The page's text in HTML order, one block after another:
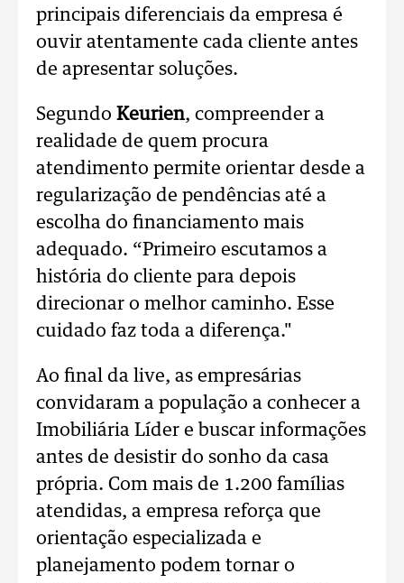
principais diferenciais da empresa é
ouvir atentamente cada cliente antes
de apresentar soluções.
Segundo Keurien, compreender a
realidade de quem procura
atendimento permite orientar desde a
regularização de pendências até a
escolha do financiamento mais
adequado. “Primeiro escutamos a
história do cliente para depois
direcionar o melhor caminho. Esse
cuidado faz toda a diferença."
Ao final da live, as empresárias
convidaram a população a conhecer a
Imobiliária Líder e buscar informações
antes de desistir do sonho da casa
própria. Com mais de 1.200 famílias
atendidas, a empresa reforça que
orientação especializada e
planejamento podem tornar o